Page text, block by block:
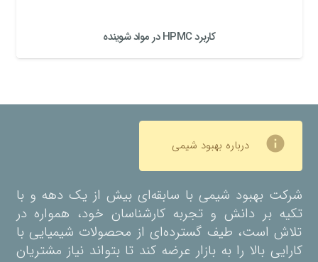
کاربرد HPMC در مواد شوینده
info درباره بهبود شیمی
شرکت بهبود شیمی با سابقه‌ای بیش از یک دهه و با
تکیه بر دانش و تجربه کارشناسان خود، همواره در
تلاش است، طیف گسترده‌ای از محصولات شیمیایی با
کارایی بالا را به بازار عرضه کند تا بتواند نیاز مشتریان